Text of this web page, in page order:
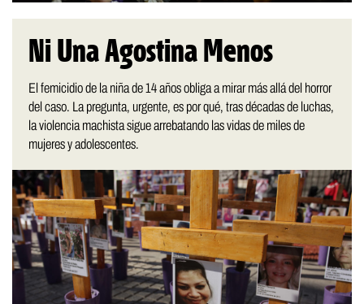
Ni Una Agostina Menos
El femicidio de la niña de 14 años obliga a mirar más allá del horror
del caso. La pregunta, urgente, es por qué, tras décadas de luchas,
la violencia machista sigue arrebatando las vidas de miles de
mujeres y adolescentes.